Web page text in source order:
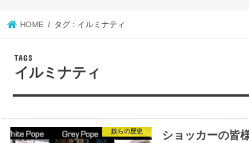
HOME タグ : イルミナティ
イルミナティ
奴らの歴史
ショッカーの皆